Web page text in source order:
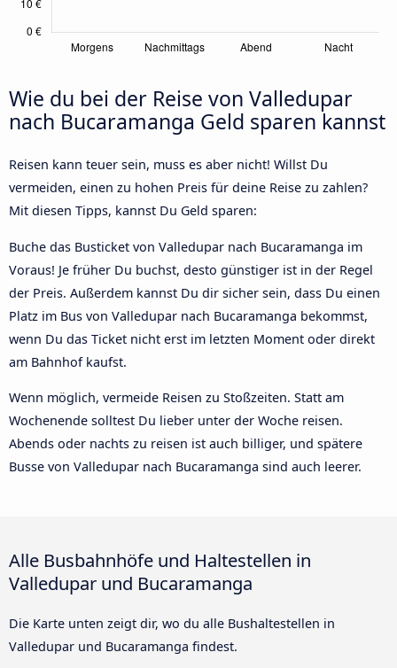
Wie du bei der Reise von Valledupar
nach Bucaramanga Geld sparen kannst
Reisen kann teuer sein, muss es aber nicht! Willst Du
vermeiden, einen zu hohen Preis für deine Reise zu zahlen?
Mit diesen Tipps, kannst Du Geld sparen:
Buche das Busticket von Valledupar nach Bucaramanga im
Voraus! Je früher Du buchst, desto günstiger ist in der Regel
der Preis. Außerdem kannst Du dir sicher sein, dass Du einen
Platz im Bus von Valledupar nach Bucaramanga bekommst,
wenn Du das Ticket nicht erst im letzten Moment oder direkt
am Bahnhof kaufst.
Wenn möglich, vermeide Reisen zu Stoßzeiten. Statt am
Wochenende solltest Du lieber unter der Woche reisen.
Abends oder nachts zu reisen ist auch billiger, und spätere
Busse von Valledupar nach Bucaramanga sind auch leerer.
Alle Busbahnhöfe und Haltestellen in
Valledupar und Bucaramanga
Die Karte unten zeigt dir, wo du alle Bushaltestellen in
Valledupar und Bucaramanga findest.